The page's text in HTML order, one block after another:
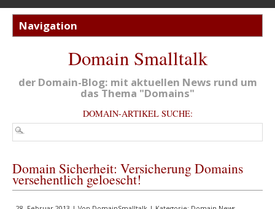
Domain Smalltalk
der Domain-Blog: mit aktuellen News rund um
das Thema "Domains"
DOMAIN-ARTIKEL SUCHE:
Domain Sicherheit: Versicherung Domains
versehentlich geloescht!